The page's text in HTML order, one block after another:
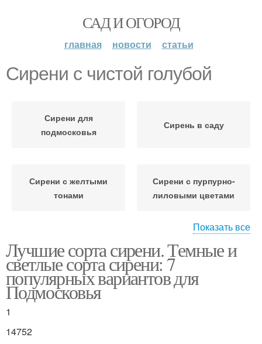
САД И ОГОРОД
главная новости статьи
Сирени с чистой голубой
Сирени для
подмосковья
Сирень в саду
Сирени с желтыми
тонами
Сирени с пурпурно-
лиловыми цветами
окраской
Сирени с цветками
Показать все
Лучшие сорта сирени. Темные и
светлые сорта сирени: 7
популярных вариантов для
Подмосковья
1
14752